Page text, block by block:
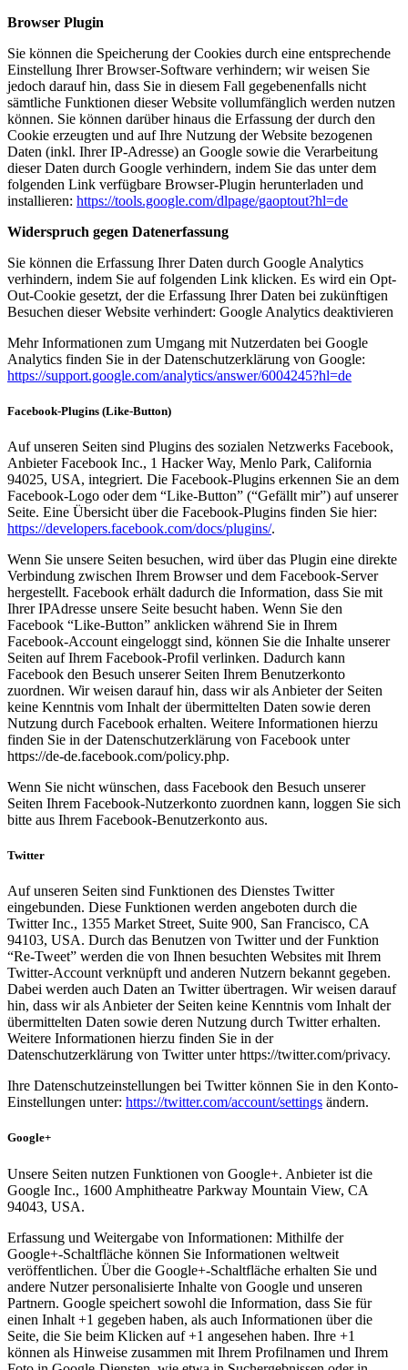
Browser Plugin
Sie können die Speicherung der Cookies durch eine entsprechende
Einstellung Ihrer Browser-Software verhindern; wir weisen Sie
jedoch darauf hin, dass Sie in diesem Fall gegebenenfalls nicht
sämtliche Funktionen dieser Website vollumfänglich werden nutzen
können. Sie können darüber hinaus die Erfassung der durch den
Cookie erzeugten und auf Ihre Nutzung der Website bezogenen
Daten (inkl. Ihrer IP-Adresse) an Google sowie die Verarbeitung
dieser Daten durch Google verhindern, indem Sie das unter dem
folgenden Link verfügbare Browser-Plugin herunterladen und
installieren: https://tools.google.com/dlpage/gaoptout?hl=de
Widerspruch gegen Datenerfassung
Sie können die Erfassung Ihrer Daten durch Google Analytics
verhindern, indem Sie auf folgenden Link klicken. Es wird ein Opt-
Out-Cookie gesetzt, der die Erfassung Ihrer Daten bei zukünftigen
Besuchen dieser Website verhindert: Google Analytics deaktivieren
Mehr Informationen zum Umgang mit Nutzerdaten bei Google
Analytics finden Sie in der Datenschutzerklärung von Google:
https://support.google.com/analytics/answer/6004245?hl=de
Facebook-Plugins (Like-Button)
Auf unseren Seiten sind Plugins des sozialen Netzwerks Facebook,
Anbieter Facebook Inc., 1 Hacker Way, Menlo Park, California
94025, USA, integriert. Die Facebook-Plugins erkennen Sie an dem
Facebook-Logo oder dem “Like-Button” (“Gefällt mir”) auf unserer
Seite. Eine Übersicht über die Facebook-Plugins finden Sie hier:
https://developers.facebook.com/docs/plugins/.
Wenn Sie unsere Seiten besuchen, wird über das Plugin eine direkte
Verbindung zwischen Ihrem Browser und dem Facebook-Server
hergestellt. Facebook erhält dadurch die Information, dass Sie mit
Ihrer IPAdresse unsere Seite besucht haben. Wenn Sie den
Facebook “Like-Button” anklicken während Sie in Ihrem
Facebook-Account eingeloggt sind, können Sie die Inhalte unserer
Seiten auf Ihrem Facebook-Profil verlinken. Dadurch kann
Facebook den Besuch unserer Seiten Ihrem Benutzerkonto
zuordnen. Wir weisen darauf hin, dass wir als Anbieter der Seiten
keine Kenntnis vom Inhalt der übermittelten Daten sowie deren
Nutzung durch Facebook erhalten. Weitere Informationen hierzu
finden Sie in der Datenschutzerklärung von Facebook unter
https://de-de.facebook.com/policy.php.
Wenn Sie nicht wünschen, dass Facebook den Besuch unserer
Seiten Ihrem Facebook-Nutzerkonto zuordnen kann, loggen Sie sich
bitte aus Ihrem Facebook-Benutzerkonto aus.
Twitter
Auf unseren Seiten sind Funktionen des Dienstes Twitter
eingebunden. Diese Funktionen werden angeboten durch die
Twitter Inc., 1355 Market Street, Suite 900, San Francisco, CA
94103, USA. Durch das Benutzen von Twitter und der Funktion
“Re-Tweet” werden die von Ihnen besuchten Websites mit Ihrem
Twitter-Account verknüpft und anderen Nutzern bekannt gegeben.
Dabei werden auch Daten an Twitter übertragen. Wir weisen darauf
hin, dass wir als Anbieter der Seiten keine Kenntnis vom Inhalt der
übermittelten Daten sowie deren Nutzung durch Twitter erhalten.
Weitere Informationen hierzu finden Sie in der
Datenschutzerklärung von Twitter unter https://twitter.com/privacy.
Ihre Datenschutzeinstellungen bei Twitter können Sie in den Konto-
Einstellungen unter: https://twitter.com/account/settings ändern.
Google+
Unsere Seiten nutzen Funktionen von Google+. Anbieter ist die
Google Inc., 1600 Amphitheatre Parkway Mountain View, CA
94043, USA.
Erfassung und Weitergabe von Informationen: Mithilfe der
Google+-Schaltfläche können Sie Informationen weltweit
veröffentlichen. Über die Google+-Schaltfläche erhalten Sie und
andere Nutzer personalisierte Inhalte von Google und unseren
Partnern. Google speichert sowohl die Information, dass Sie für
einen Inhalt +1 gegeben haben, als auch Informationen über die
Seite, die Sie beim Klicken auf +1 angesehen haben. Ihre +1
können als Hinweise zusammen mit Ihrem Profilnamen und Ihrem